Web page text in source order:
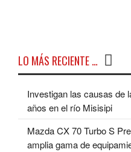
LO MÁS RECIENTE …
Investigan las causas de
años en el río Misisipi
Mazda CX 70 Turbo S
amplia gama de